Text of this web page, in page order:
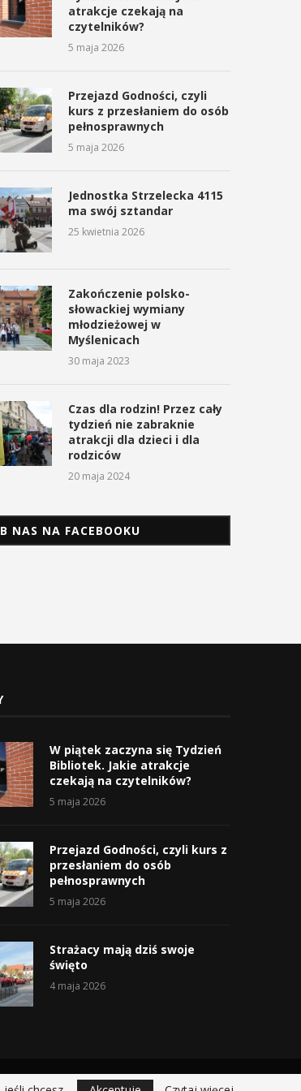
atrakcje czekają na
czytelników?
5 maja 2026
Przejazd Godności, czyli
kurs z przesłaniem do osób
pełnosprawnych
5 maja 2026
Jednostka Strzelecka 4115
ma swój sztandar
25 kwietnia 2026
Zakończenie polsko-
słowackiej wymiany
młodzieżowej w
Myślenicach
30 maja 2023
Czas dla rodzin! Przez cały
tydzień nie zabraknie
atrakcji dla dzieci i dla
rodziców
20 maja 2024
NAS NA FACEBOOKU
W piątek zaczyna się Tydzień
Bibliotek. Jakie atrakcje
czekają na czytelników?
5 maja 2026
Przejazd Godności, czyli kurs z
przesłaniem do osób
pełnosprawnych
5 maja 2026
Strażacy mają dziś swoje
święto
4 maja 2026